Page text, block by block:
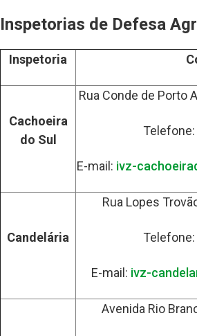
Inspetorias de Defesa
Inspetoria
Cachoeira
do Sul
Rua Conde de Porto
E-mail: ivz-
Candelária
Rua Lopes
E-mail: ivz-
Avenida Rio